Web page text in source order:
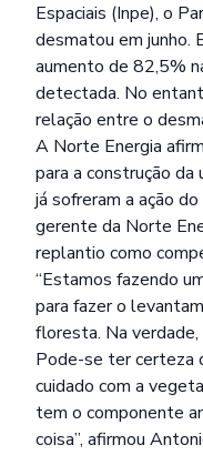
Espaciais (Inpe), o
desmatou em junho.
aumento de 82,5%
detectada. No
relação entre o
A Norte Energia
para a construção da
já sofreram a ação
gerente da Norte
replantio como
“Estamos fazendo
para fazer o
floresta. Na
Pode-se ter certeza
cuidado com a
tem o componente
coisa”, afirmou